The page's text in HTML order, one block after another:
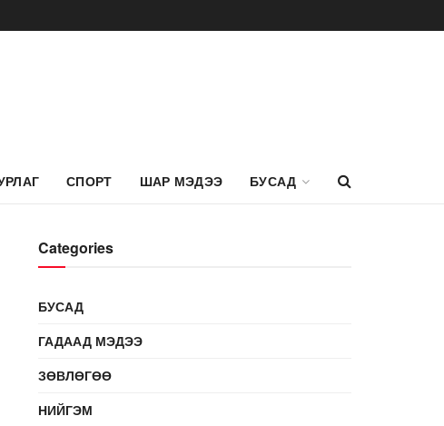
СПОРТ ШАР МЭДЭЭ БУСАД
Categories
БУСАД
ГАДААД МЭДЭЭ
ЗӨВЛӨГӨӨ
НИЙГЭМ